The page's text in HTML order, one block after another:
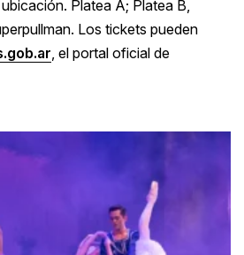
Platea A; Platea B,
Los tickets pueden
, el portal oficial de